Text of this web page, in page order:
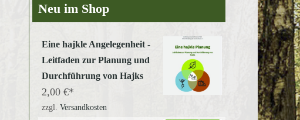
Office 365 Outlook Live
Neu im Shop
Eine hajkle Angelegenheit -
Leitfaden zur Planung und
Durchführung von Hajks
2,00 €
zzgl. Versandkosten